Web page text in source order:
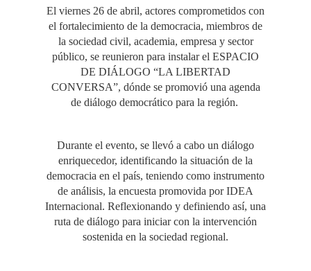
El viernes 26 de abril, actores comprometidos con
el fortalecimiento de la democracia, miembros de
la sociedad civil, academia, empresa y sector
público, se reunieron para instalar el ESPACIO
DE DIÁLOGO “LA LIBERTAD
CONVERSA”, dónde se promovió una agenda
de diálogo democrático para la región.
Durante el evento, se llevó a cabo un diálogo
enriquecedor, identificando la situación de la
democracia en el país, teniendo como instrumento
de análisis, la encuesta promovida por IDEA
Internacional. Reflexionando y definiendo así, una
ruta de diálogo para iniciar con la intervención
sostenida en la sociedad regional.